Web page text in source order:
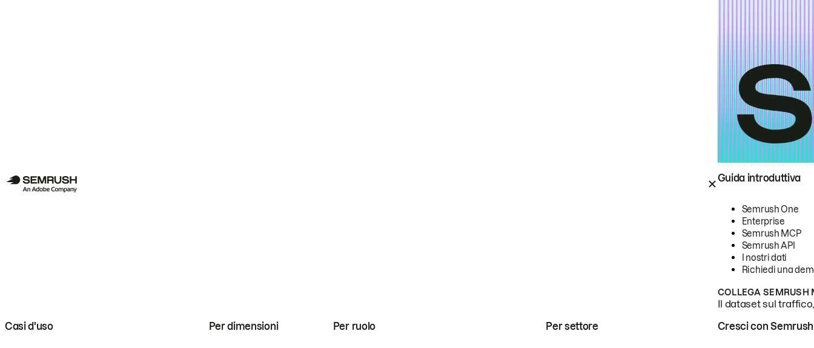
Guida introduttiva
Semrush One
Enterprise
Semrush MCP
Semrush API
I nostri dati
Richiedi una
COLLEGA SEMRUSH
Il dataset sul
Casi d'uso Per dimensioni Per ruolo Per settore Cresci con Semrush